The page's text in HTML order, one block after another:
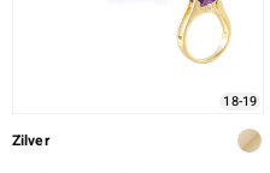
18-19
Zilver